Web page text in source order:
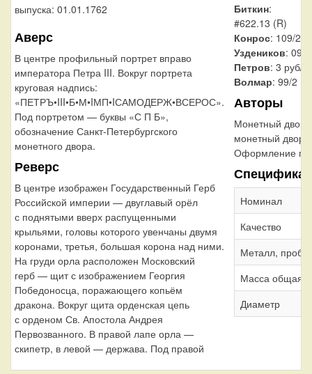
выпуска: 01.01.1762
Аверс
В центре профильный портрет вправо
императора Петра III. Вокруг портрета
круговая надпись:
«ПЕТРЪ•III•Б•М•IМП•IСАМОДЕРЖ•ВСЕРОС».
Под портретом — буквы «С П Б»,
обозначение Санкт-Петербургского
монетного двора.
Реверс
В центре изображен Государственный Герб
Российской империи — двуглавый орёл
с поднятыми вверх распущенными
крыльями, головы которого увенчаны двумя
коронами, третья, большая корона над ними.
На груди орла расположен Московский
герб — щит с изображением Георгия
Победоносца, поражающего копьём
дракона. Вокруг щита орденская цепь
с орденом Св. Апостола Андрея
Первозванного. В правой лапе орла —
скипетр, в левой — держава. Под правой
Биткин:
#622.13 (R)
Конрос: 109/2
Уздеников:
Петров: 3 рубля
Волмар: 99/2
Авторы
Монетный двор:
монетный двор
Оформление
Номинал
Качество
Металл, проба
Масса общая
Диаметр